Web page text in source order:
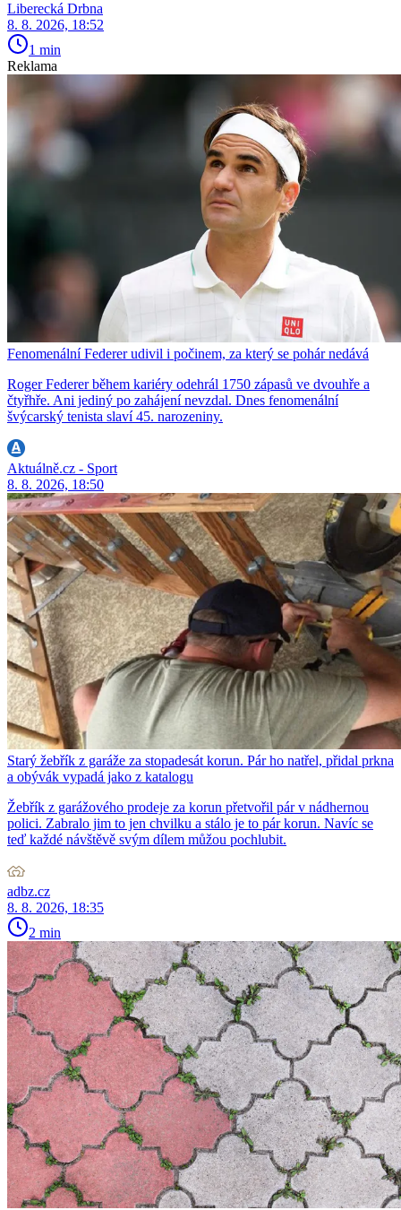
Liberecká Drbna
8. 8. 2026, 18:52
1 min
Reklama
Fenomenální Federer udivil i počinem, za který se pohár nedává
Roger Federer během kariéry odehrál 1750 zápasů ve dvouhře a
čtyřhře. Ani jediný po zahájení nevzdal. Dnes fenomenální
švýcarský tenista slaví 45. narozeniny.
Aktuálně.cz - Sport
8. 8. 2026, 18:50
Starý žebřík z garáže za stopadesát korun. Pár ho natřel, přidal prkna
a obývák vypadá jako z katalogu
Žebřík z garážového prodeje za korun přetvořil pár v nádhernou
polici. Zabralo jim to jen chvilku a stálo je to pár korun. Navíc se
teď každé návštěvě svým dílem můžou pochlubit.
adbz.cz
8. 8. 2026, 18:35
2 min